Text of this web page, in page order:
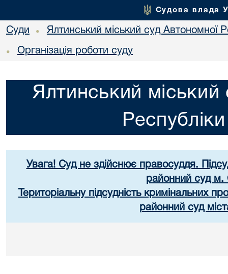
Судова влада
Суди • Ялтинський міський суд Автономної
• Організація роботи суду
Ялтинський міський
Увага! Суд не здійснює правосуддя.
районний суд м.
Територіальну підсудність кримінальних
районний суд